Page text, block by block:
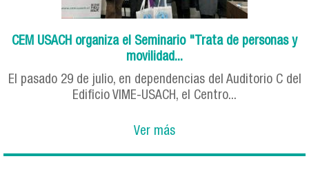
CEM USACH organiza el Seminario "Trata de personas y
movilidad...
El pasado 29 de julio, en dependencias del Auditorio C del
Edificio VIME-USACH, el Centro...
Ver más